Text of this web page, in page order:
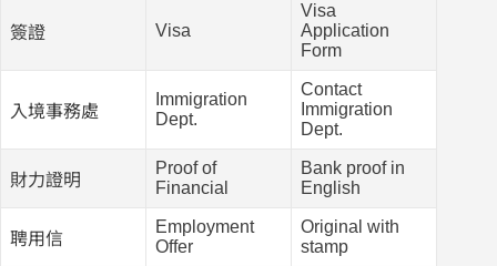
簽證 Visa
Visa
Application
Form
入境事務處
Immigration
Dept.
Contact
Immigration
Dept.
財力證明
Proof of
Financial
Bank proof in
English
聘用信
Employment
Offer
Original with
stamp